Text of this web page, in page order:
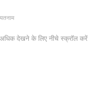
अधिक देखने के लिए नीचे स्क्रॉल करें